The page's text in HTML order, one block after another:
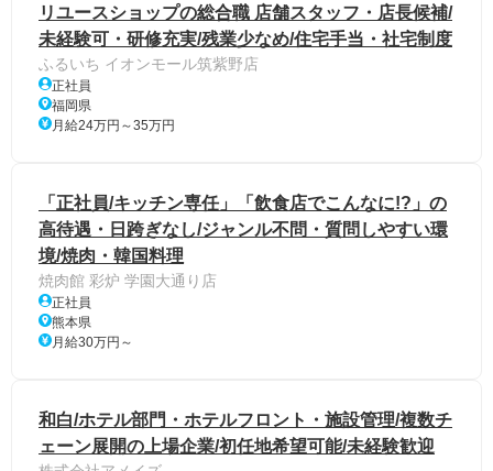
リユースショップの総合職 店舗スタッフ・店長候補/
未経験可・研修充実/残業少なめ/住宅手当・社宅制度
ふるいち イオンモール筑紫野店
正社員
福岡県
月給24万円～35万円
「正社員/キッチン専任」「飲食店でこんなに!?」の
高待遇・日跨ぎなし/ジャンル不問・質問しやすい環
境/焼肉・韓国料理
焼肉館 彩炉 学園大通り店
正社員
熊本県
月給30万円～
和白/ホテル部門・ホテルフロント・施設管理/複数チ
ェーン展開の上場企業/初任地希望可能/未経験歓迎